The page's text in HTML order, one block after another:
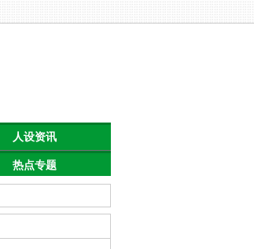
人设资讯
热点专题